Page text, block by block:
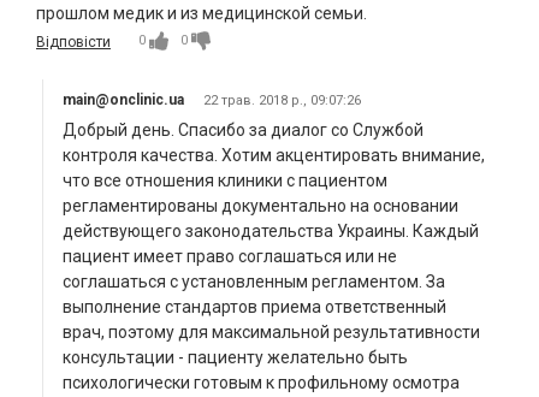
прошлом медик и из медицинской семьи.
Відповісти 0 0
main@onclinic.ua 22 трав. 2018 р., 09:07:26
Добрый день. Спасибо за диалог со Службой
контроля качества. Хотим акцентировать внимание,
что все отношения клиники с пациентом
регламентированы документально на основании
действующего законодательства Украины. Каждый
пациент имеет право соглашаться или не
соглашаться с установленным регламентом. За
выполнение стандартов приема ответственный
врач, поэтому для максимальной результативности
консультации - пациенту желательно быть
психологически готовым к профильному осмотра